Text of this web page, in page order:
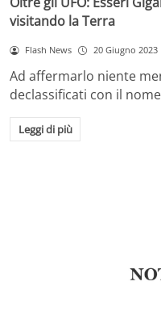
visitando la Terra
Flash News 20 Giugno 2023
Ad affermarlo niente
declassificati con il
Leggi di più